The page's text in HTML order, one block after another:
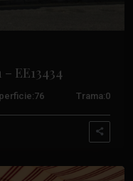
EE13434
76 Trama:0